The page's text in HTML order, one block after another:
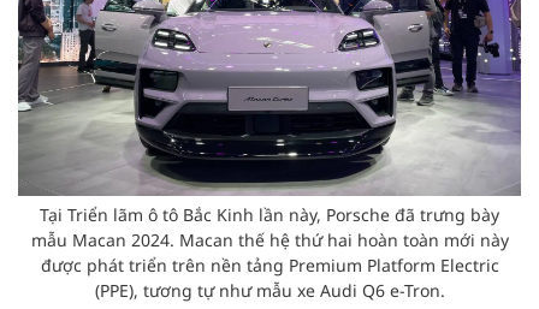
Tại Triển lãm ô tô Bắc Kinh lần này, Porsche đã trưng bày
mẫu Macan 2024. Macan thế hệ thứ hai hoàn toàn mới này
được phát triển trên nền tảng Premium Platform Electric
(PPE), tương tự như mẫu xe Audi Q6 e-Tron.